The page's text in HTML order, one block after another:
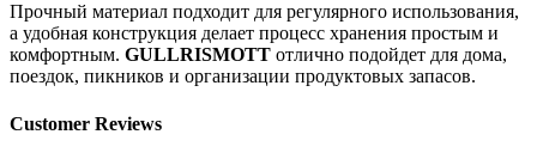
Прочный материал подходит для регулярного использования,
а удобная конструкция делает процесс хранения простым и
комфортным. GULLRISMOTT отлично подойдет для дома,
поездок, пикников и организации продуктовых запасов.
Customer Reviews